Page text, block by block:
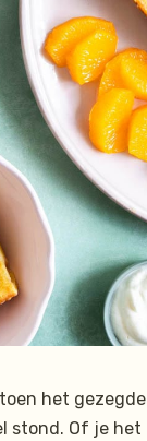
het
Of je